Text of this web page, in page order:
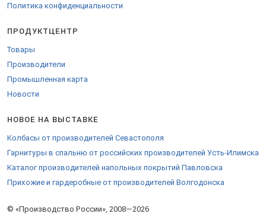
© «Производство России», 2008—2026
Политика конфиденциальности
ПРОДУКТЦЕНТР
Товары
Производители
Промышленная карта
Новости
НОВОЕ НА ВЫСТАВКЕ
Колбасы от производителей Севастополя
Гарнитуры в спальню от российских производителей Усть-Илимска
Каталог производителей напольных покрытий Павловска
Прихожие и гардеробные от производителей Волгодонска